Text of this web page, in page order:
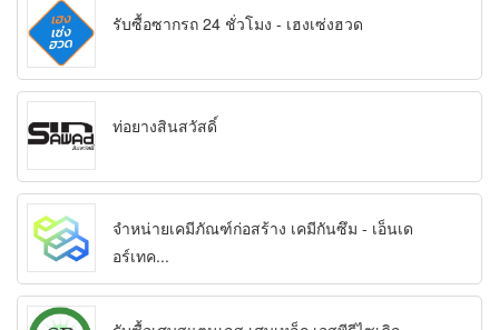
รับซื้อซากรถ 24 ชั่วโมง - เฮงเซ่งฮวด
ท่อยางสินสวัสดิ์
จำหน่ายเคมีภัณฑ์ก่อสร้าง เคมีกันซึม - เอ็นเด
อร์เทค...